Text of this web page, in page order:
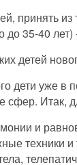
принять
до 35-40
детей
дети уже в
Итак,
и
техники